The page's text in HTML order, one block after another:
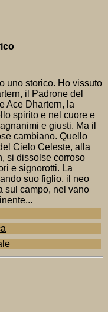
uno storico. Ho vissuto
il Padrone del
Ace Dhartern, la
spirito e nel cuore e
e giusti. Ma il
cambiano. Quello
Cielo Celeste, alla
si dissolse corroso
e signorotti. La
suo figlio, il neo
sul campo, nel vano